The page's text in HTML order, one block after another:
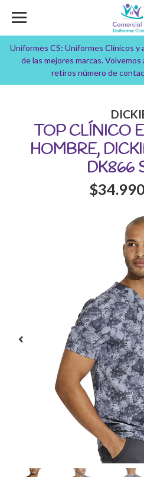
Uniformes CS: Uniformes Clínicos y
de las mejores marcas.
retiros número de
TOP CLÍNICO
HOMBRE,
DK866